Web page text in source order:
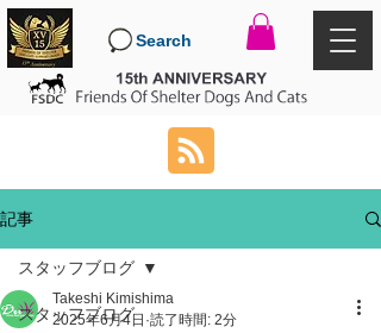
Search
記事
スタッフブログ
スタッフブログ
Takeshi Kimishima
2025年6月4日 読了時間: 2分